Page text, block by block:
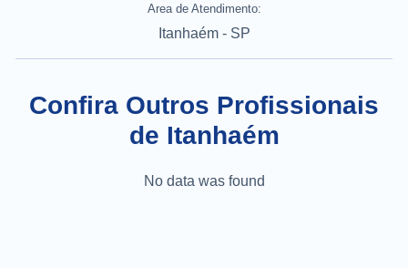
Area de Atendimento:
Itanhaém - SP
Confira Outros Profissionais
de Itanhaém
No data was found